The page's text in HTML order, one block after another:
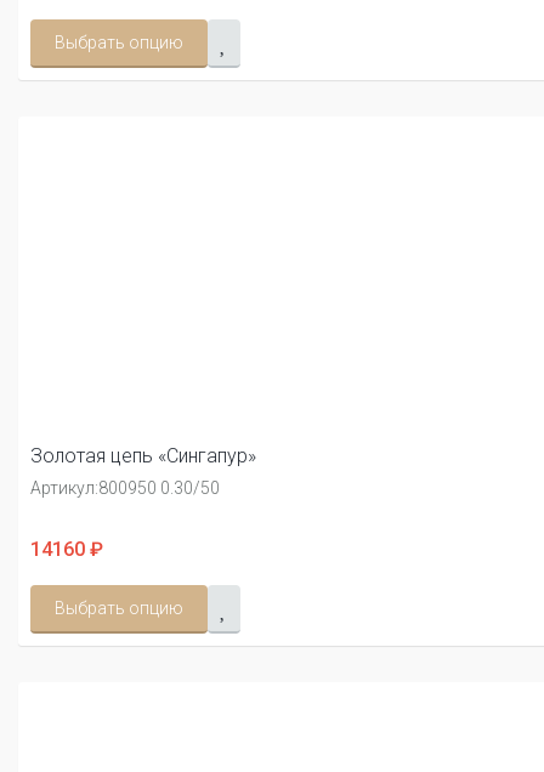
Выбрать опцию
Золотая цепь «Сингапур»
Артикул:800950 0.30/50
14160 ₽
Выбрать опцию